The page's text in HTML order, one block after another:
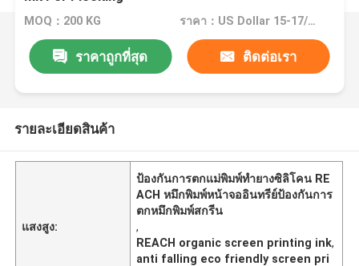
MOQ：200 KG ราคา：US Dollar 15-17/kg
ราคาถูกที่สุด ติดต่อเรา
รายละเอียดสินค้า
แสงสูง:
ป้องกันการตกแม่พิมพ์ทำยางซิลิโคน RE
ACH หมึกพิมพ์หน้าจออินทรีย์ป้องกันการ
ตกหมึกพิมพ์สกรีน
,
REACH organic screen printing ink,
anti falling eco friendly screen pri